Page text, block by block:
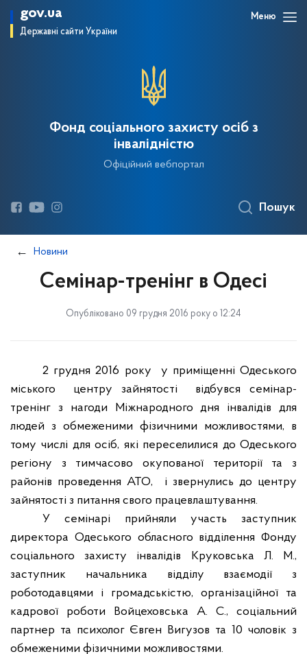
gov.ua
Державні сайти України
Меню
Фонд соціального захисту осіб з
інвалідністю
Офіційний вебпортал
Пошук
Новини
Семінар-тренінг в Одесі
Опубліковано 09 грудня 2016 року о 12:24
2 грудня 2016 року
у приміщенні Одеського
міського
центру зайнятості
відбувся семінар-
тренінг з нагоди Міжнародного дня інвалідів для
людей з обмеженими фізичними можливостями, в
тому числі для осіб, які переселилися до Одеського
регіону з тимчасово окупованої території та з
районів проведення АТО,
і звернулись до центру
зайнятості з питання свого працевлаштування.
У семінарі прийняли участь заступник
директора Одеського обласного відділення Фонду
соціального захисту інвалідів Круковська Л. М.,
заступник начальника відділу взаємодії з
роботодавцями і громадськістю, організаційної та
кадрової роботи Войцеховська А. С., соціальний
партнер та психолог Євген Вигузов та 10 чоловік з
обмеженими фізичними можливостями.